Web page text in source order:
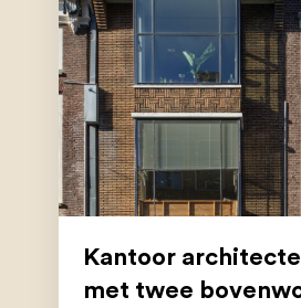
Kantoor
met twee